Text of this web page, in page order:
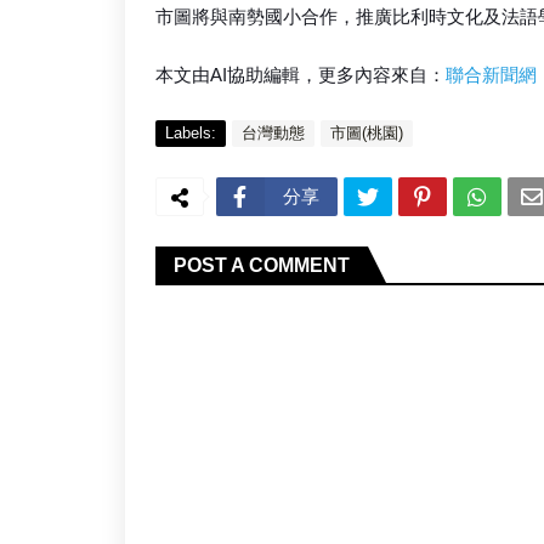
市圖將與南勢國小合作，推廣比利時文化及法語
本文由AI協助編輯，更多內容來自： 聯合新聞網
Labels: 台灣動態 市圖(桃園)
分享
POST A COMMENT